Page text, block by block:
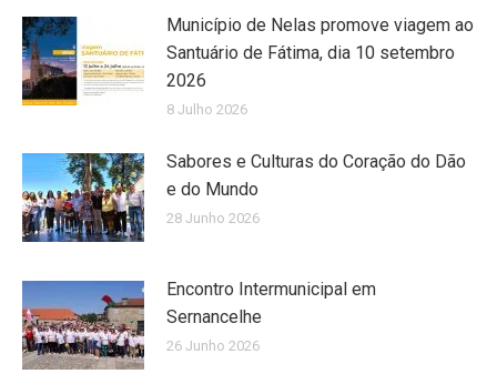
Município de Nelas promove viagem ao
Santuário de Fátima, dia 10 setembro
2026
8 Julho 2026
Sabores e Culturas do Coração do Dão
e do Mundo
28 Junho 2026
Encontro Intermunicipal em
Sernancelhe
26 Junho 2026